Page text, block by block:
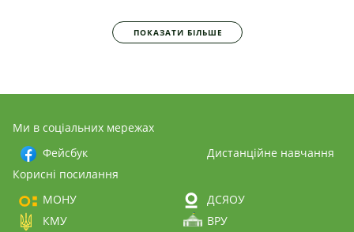
ПОКАЗАТИ БІЛЬШЕ
Ми в соціальних мережах
Фейсбук
Дистанційне навчання
Корисні посилання
МОНУ
ДСЯОУ
КМУ
ВРУ